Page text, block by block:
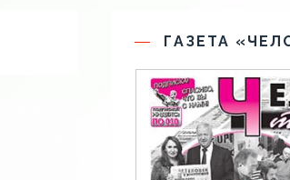
ГАЗЕТА